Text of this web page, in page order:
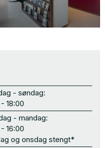
- søndag:
- 18:00
- mandag:
- 16:00
og onsdag stengt*